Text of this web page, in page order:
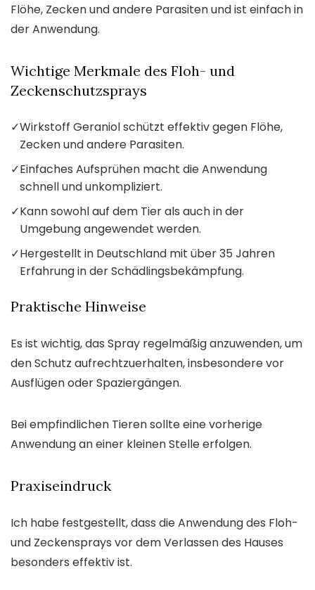
Flöhe, Zecken und andere Parasiten und ist einfach in
der Anwendung.
Wichtige Merkmale des Floh- und
Zeckenschutzsprays
✓Wirkstoff Geraniol schützt effektiv gegen Flöhe,
Zecken und andere Parasiten.
✓Einfaches Aufsprühen macht die Anwendung
schnell und unkompliziert.
✓Kann sowohl auf dem Tier als auch in der
Umgebung angewendet werden.
✓Hergestellt in Deutschland mit über 35 Jahren
Erfahrung in der Schädlingsbekämpfung.
Praktische Hinweise
Es ist wichtig, das Spray regelmäßig anzuwenden, um
den Schutz aufrechtzuerhalten, insbesondere vor
Ausflügen oder Spaziergängen.
Bei empfindlichen Tieren sollte eine vorherige
Anwendung an einer kleinen Stelle erfolgen.
Praxiseindruck
Ich habe festgestellt, dass die Anwendung des Floh-
und Zeckensprays vor dem Verlassen des Hauses
besonders effektiv ist.